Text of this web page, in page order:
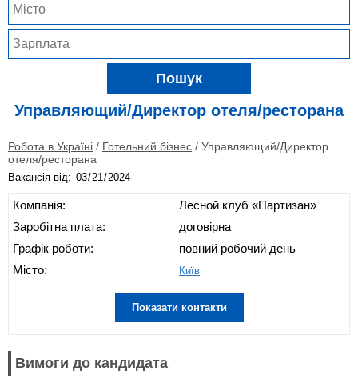
Пошук
Управляющий/Директор отеля/ресторана
Робота в Україні / Готельний бізнес / Управляющий/Директор
отеля/ресторана
Вакансія від:
Компанія:
Заробітна плата:
Графік роботи:
Місто:
Лесной клуб «Партизан»
договірна
повний робочий день
Київ
Показати контакти
Вимоги до кандидата